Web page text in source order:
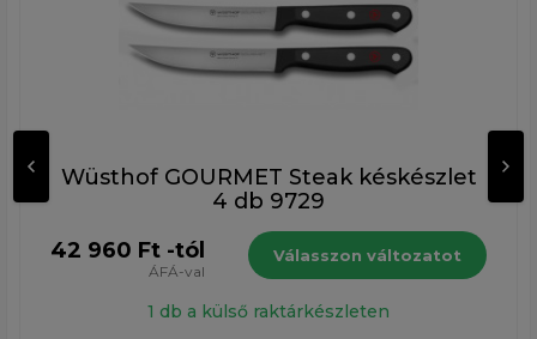
Wüsthof GOURMET Steak késkészlet
4 db 9729
42 960 Ft -tól
ÁFÁ-val
Válasszon változatot
1 db a külső raktárkészleten